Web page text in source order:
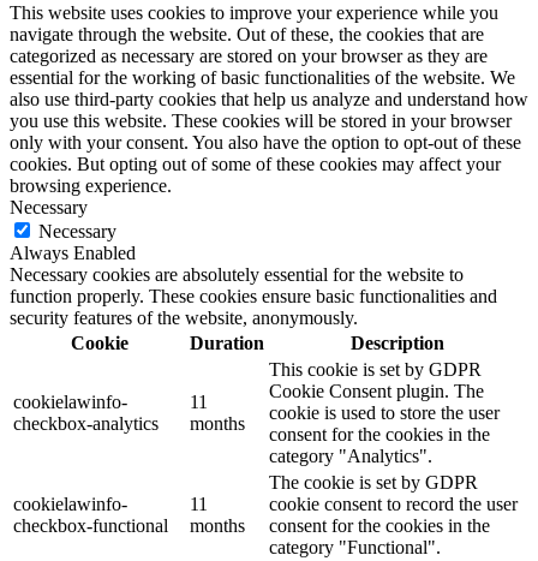
This website uses cookies to improve your experience while you
navigate through the website. Out of these, the cookies that are
categorized as necessary are stored on your browser as they are
essential for the working of basic functionalities of the website. We
also use third-party cookies that help us analyze and understand how
you use this website. These cookies will be stored in your browser
only with your consent. You also have the option to opt-out of these
cookies. But opting out of some of these cookies may affect your
browsing experience.
Necessary
Necessary
Always Enabled
Necessary cookies are absolutely essential for the website to
function properly. These cookies ensure basic functionalities and
security features of the website, anonymously.
Cookie
Duration Description
cookielawinfo-
checkbox-analytics
11
months
This cookie is set by GDPR
Cookie Consent plugin. The
cookie is used to store the user
consent for the cookies in the
category "Analytics".
cookielawinfo-
checkbox-functional
11
months
The cookie is set by GDPR
cookie consent to record the user
consent for the cookies in the
category "Functional".